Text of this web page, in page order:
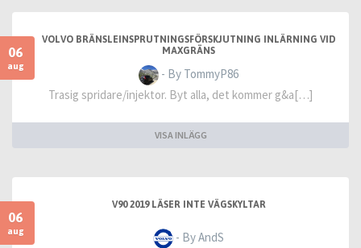
06
aug
VOLVO BRÄNSLEINSPRUTNINGSFÖRSKJUTNING INLÄRNING VID
MAXGRÄNS
- By TommyP86
Trasig spridare/injektor. Byt alla, det kommer g&a[…]
VISA INLÄGG
06
aug
V90 2019 LÄSER INTE VÄGSKYLTAR
- By AndS